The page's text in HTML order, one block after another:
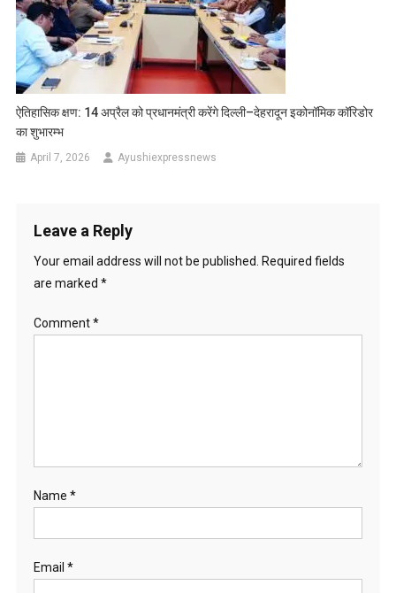
ऐतिहासिक क्षण: 14 अप्रैल को प्रधानमंत्री करेंगे दिल्ली–देहरादून इकोनॉमिक कॉरिडोर
का शुभारम्भ
April 7, 2026 Ayushiexpressnews
Leave a Reply
Your email address will not be published.
Required fields
are marked *
Comment*
Name *
Email *